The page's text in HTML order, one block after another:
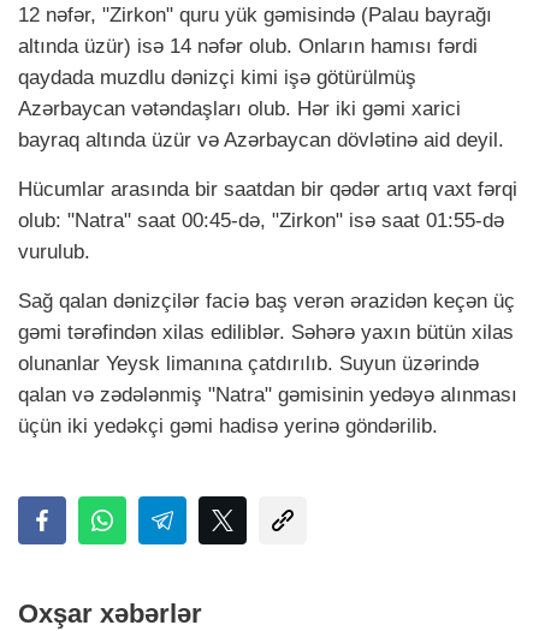
12 nəfər, "Zirkon" quru yük gəmisində (Palau bayrağı
altında üzür) isə 14 nəfər olub. Onların hamısı fərdi
qaydada muzdlu dənizçi kimi işə götürülmüş
Azərbaycan vətəndaşları olub. Hər iki gəmi xarici
bayraq altında üzür və Azərbaycan dövlətinə aid deyil.
Hücumlar arasında bir saatdan bir qədər artıq vaxt fərqi
olub: "Natra" saat 00:45-də, "Zirkon" isə saat 01:55-də
vurulub.
Sağ qalan dənizçilər faciə baş verən ərazidən keçən üç
gəmi tərəfindən xilas ediliblər. Səhərə yaxın bütün xilas
olunanlar Yeysk limanına çatdırılıb. Suyun üzərində
qalan və zədələnmiş "Natra" gəmisinin yedəyə alınması
üçün iki yedəkçi gəmi hadisə yerinə göndərilib.
Oxşar xəbərlər